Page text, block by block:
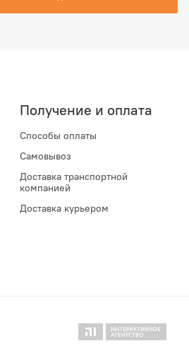
Получение и оплата
Способы оплаты
Самовывоз
Доставка транспортной
компанией
Доставка курьером